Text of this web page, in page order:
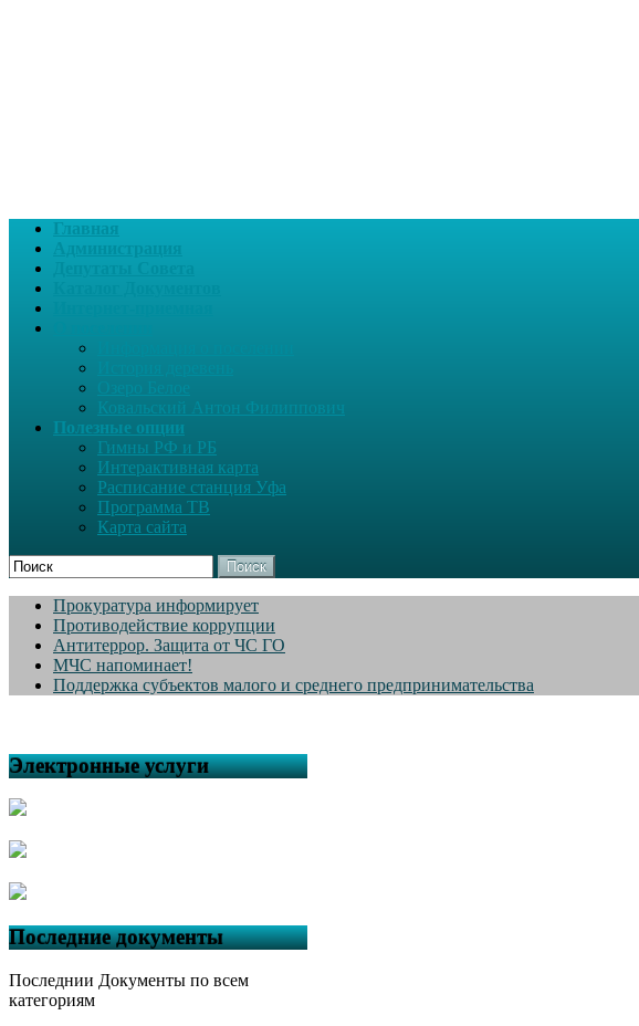
Главная
Администрация
Ковальский Антон Филиппович
Полезные опции
Гимны РФ и РБ
Интерактивная карта
Расписание станция Уфа
Программа ТВ
Карта сайта
Поиск
Прокуратура информирует
Противодействие коррупции
Антитеррор. Защита от ЧС ГО
МЧС напоминает!
Поддержка субъектов малого и среднего предпринимательства
Электронные услуги
Последние документы
Последнии Документы по всем
категориям